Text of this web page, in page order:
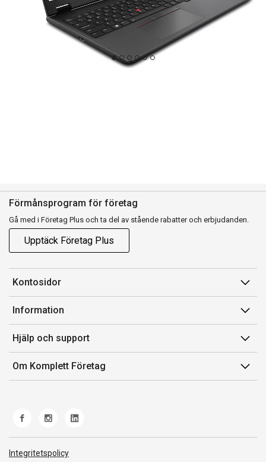
Förmånsprogram för företag
Gå med i Företag Plus och ta del av stående rabatter och erbjudanden.
Upptäck Företag Plus
Kontosidor
Mina sidor
Orderhistorik
Fakturor & Kvitton
Inköpslistor
Information
Försäljningsvillkor
Villkor för Komplett Företag Plus
Felsökning & guider
Hjälp och support
Kontakta oss
Kundservice
Frakt och leverans
Om Komplett Företag
Integritetspolicy